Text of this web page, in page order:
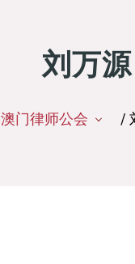
刘万源
澳门律师公会 /